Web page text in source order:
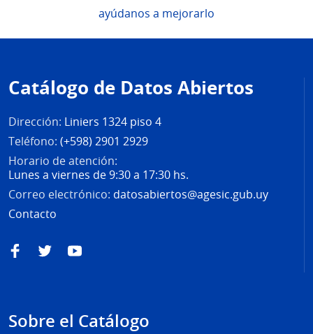
ayúdanos a mejorarlo
de
página
Catálogo de Datos Abiertos
Dirección: Liniers 1324 piso 4
Teléfono: (+598) 2901 2929
Horario de atención:
Lunes a viernes de 9:30 a 17:30 hs.
Correo electrónico: datosabiertos@agesic.gub.uy
Contacto
FacebookTwitterYouTube
Sobre el Catálogo